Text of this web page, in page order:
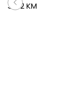
32,12KM